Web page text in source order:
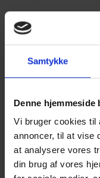
Samtykke
Denne hjemmeside
Vi bruger cookies til
annoncer, til at vise
at analysere vores
din brug af vores
- Det har været
noget, men det
lykkes, det er
frivillig mentor